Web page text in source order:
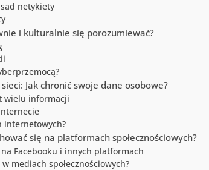
netykiety
i kulturalnie się porozumiewać?
Jak chronić swoje dane osobowe?
wielu informacji
internetowych?
się na platformach społecznościowych?
Facebooku i innych platformach
mediach społecznościowych?